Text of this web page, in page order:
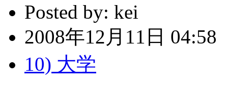
Posted by: kei
2008年12月11日 04:58
10) 大学